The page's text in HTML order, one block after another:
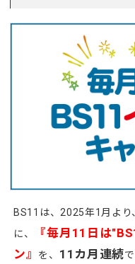
BS11は、2025年1月より
に、
『毎月11日は
ン』
を、 11カ月連続